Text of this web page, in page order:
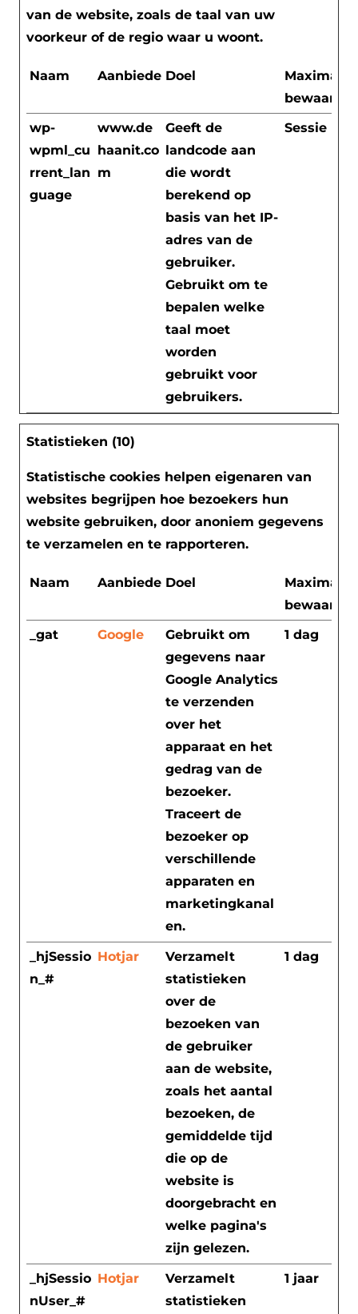
van de website, zoals de taal van uw
voorkeur of de regio waar u woont.
Naam AanbiederDoel
Maximale
wp-
wpml_cu
rrent_lan
guage
www.de
haanit.co
m
Geeft de
landcode aan
die wordt
berekend op
basis van het IP-
adres van de
gebruiker.
Gebruikt om te
bepalen welke
taal moet
worden
gebruikt voor
gebruikers.
Sessie
Statistieken (10)
Statistische cookies helpen eigenaren van
websites begrijpen hoe bezoekers hun
website gebruiken, door anoniem gegevens
te verzamelen en te rapporteren.
Naam AanbiederDoel
Maximale
_gat
Google
Gebruikt om
gegevens naar
Google Analytics
te verzenden
over het
apparaat en het
gedrag van de
bezoeker.
Traceert de
bezoeker op
verschillende
apparaten en
marketingkanal
en.
1 dag
_hjSessio
n_#
Hotjar
Verzamelt
statistieken
over de
bezoeken van
de gebruiker
aan de website,
zoals het aantal
bezoeken, de
gemiddelde tijd
die op de
website is
doorgebracht en
welke pagina's
zijn gelezen.
1 dag
_hjSessio
nUser_#
Hotjar
Verzamelt
statistieken
1 jaar